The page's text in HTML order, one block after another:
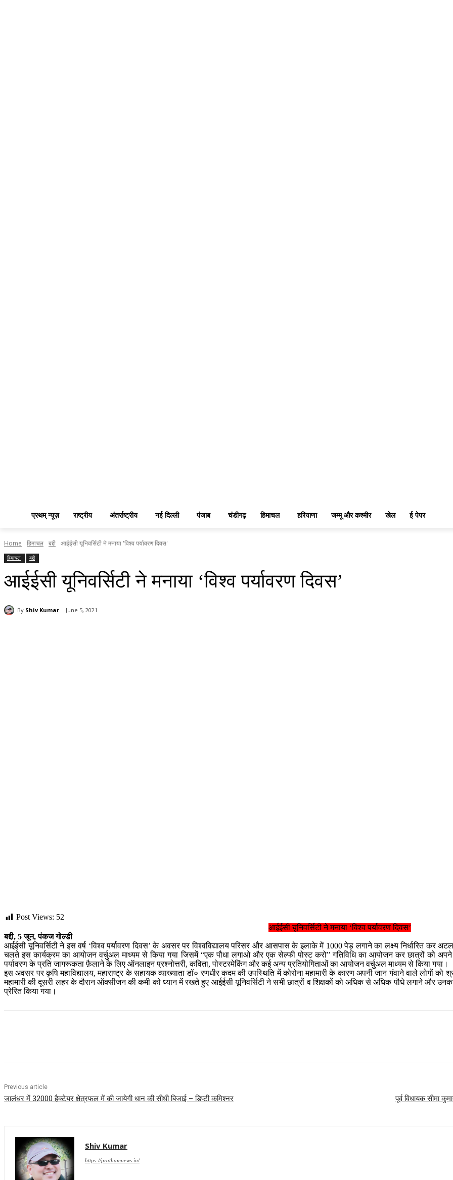
प्रथम् न्यूज़ राष्ट्रीय अंतर्राष्ट्रीय नई दिल्ली पंजाब चंडीगढ़ हिमाचल हरियाणा जम्मू और कश्मीर खेल ई पेपर
Home हिमाचल बद्दी आईईसी यूनिवर्सिटी ने मनाया 'विश्व पर्यावरण दिवस'
हिमाचल बद्दी
आईईसी यूनिवर्सिटी ने मनाया ‘विश्व पर्यावरण दिवस’
By Shiv Kumar June 5, 2021
Post Views: 52
आईईसी यूनिवर्सिटी ने मनाया ‘विश्व पर्यावरण दिवस’
बद्दी, 5 जून, पंकज गोल्डी
आईईसी यूनिवर्सिटी ने इस वर्ष ‘विश्व पर्यावरण दिवस’ के अवसर पर विश्वविद्यालय परिसर और आसपास के इलाके में 1000 पेड़ लगाने का लक्ष्य निर्धारित कर
चलते इस कार्यक्रम का आयोजन वर्चुअल माध्यम से किया गया जिसमें “एक पौधा लगाओ और एक सेल्फी पोस्ट करो” गतिविधि का आयोजन कर छात्रों को
पर्यावरण के प्रति जागरूकता फ़ैलाने के लिए ऑनलाइन प्रश्नोत्तरी, कविता, पोस्टरमेकिंग और कई अन्य प्रतियोगिताओं का आयोजन वर्चुअल माध्यम से किया गया।
इस अवसर पर कृषि महाविद्यालय, महाराष्ट्र के सहायक व्याख्याता डॉ० रणधीर कदम की उपस्थिति में कोरोना महामारी के कारण अपनी जान गंवाने वाले लोगों
महामारी की दूसरी लहर के दौरान ऑक्सीजन की कमी को ध्यान में रखते हुए आईईसी यूनिवर्सिटी ने सभी छात्रों व शिक्षकों को अधिक से अधिक पौधे लगाने और
प्रेरित किया गया।
Previous article
जालंधर में 32000 हैक्टेयर क्षेत्रफल में की जायेगी धान की सीधी बिजाई – डिप्टी कमिश्नर पूर्व विधायक सीमा
Shiv Kumar
https://prathamnews.in/